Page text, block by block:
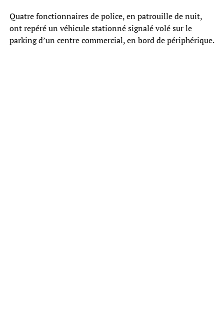
Quatre fonctionnaires de police, en patrouille de nuit,
ont repéré un véhicule stationné signalé volé sur le
parking d’un centre commercial, en bord de périphérique.